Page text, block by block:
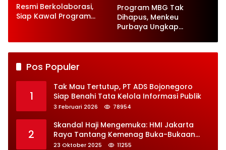
Resmi Berkolaborasi,
Siap Kawal Program
Program MBG Tak
Dihapus, Menkeu
Purbaya Ungkap
Pos Populer
1
Tak Mau Tertutup, PT ADS Bojonegoro
Siap Benahi Tata Kelola Informasi Publik
3 Februari 2026 78954
2
Skandal Haji Mengemuka: HMI Jakarta
Raya Tantang Kemenag Buka-Bukaan
Soal Kontrak Syarekah Bermasalah
23 Oktober 2025 11255